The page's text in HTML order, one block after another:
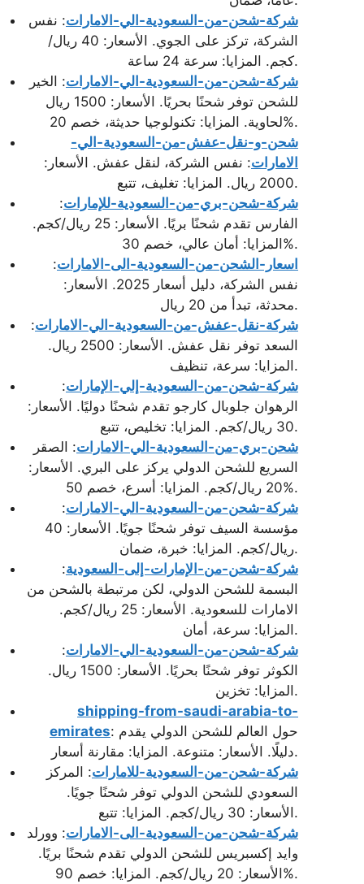
شركة-شحن-من-السعودية-الي-الامارات: نفس
الشركة، تركز على الجوي. الأسعار: 40 ريال/
كجم. المزايا: سرعة 24 ساعة.
شركة-شحن-من-السعودية-الي-الامارات: الخير
للشحن توفر شحنًا بحريًا. الأسعار: 1500 ريال
لحاوية. المزايا: تكنولوجيا حديثة، خصم 20%.
شحن-و-نقل-عفش-من-السعودية-الي-
الامارات: نفس الشركة، لنقل عفش. الأسعار:
2000 ريال. المزايا: تغليف، تتبع.
شركة-شحن-بري-من-السعودية-للإمارات:
الفارس تقدم شحنًا بريًا. الأسعار: 25 ريال/كجم.
المزايا: أمان عالي، خصم 30%.
اسعار-الشحن-من-السعودية-الى-الامارات:
نفس الشركة، دليل أسعار 2025. الأسعار:
محدثة، تبدأ من 20 ريال.
شركة-نقل-عفش-من-السعودية-الي-الامارات:
السعد توفر نقل عفش. الأسعار: 2500 ريال.
المزايا: سرعة، تنظيف.
شركة-شحن-من-السعودية-إلي-الإمارات:
الرهوان جلوبال كارجو تقدم شحنًا دوليًا. الأسعار:
30 ريال/كجم. المزايا: تخليص، تتبع.
شحن-بري-من-السعودية-الي-الامارات: الصقر
السريع للشحن الدولي يركز على البري. الأسعار:
20 ريال/كجم. المزايا: أسرع، خصم 50%.
شركة-شحن-من-السعودية-الي-الامارات:
مؤسسة السيف توفر شحنًا جويًا. الأسعار: 40
ريال/كجم. المزايا: خبرة، ضمان.
شركة-شحن-من-الإمارات-إلى-السعودية:
البسمة للشحن الدولي، لكن مرتبطة بالشحن من
الامارات للسعودية. الأسعار: 25 ريال/كجم.
المزايا: سرعة، أمان.
شركة-شحن-من-السعودية-الي-الامارات:
الكوثر توفر شحنًا بحريًا. الأسعار: 1500 ريال.
المزايا: تخزين.
shipping-from-saudi-arabia-to-
emirates: حول العالم للشحن الدولي يقدم
دليلًا. الأسعار: متنوعة. المزايا: مقارنة أسعار.
شركة-شحن-من-السعودية-للامارات: المركز
السعودي للشحن الدولي توفر شحنًا جويًا.
الأسعار: 30 ريال/كجم. المزايا: تتبع.
شركة-شحن-من-السعودية-الى-الامارات: وورلد
وايد إكسبريس للشحن الدولي تقدم شحنًا بريًا.
الأسعار: 20 ريال/كجم. المزايا: خصم 90%.